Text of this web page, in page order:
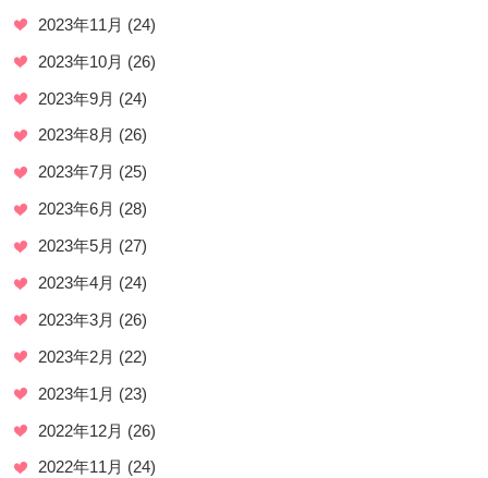
2023年11月 (24)
2023年10月 (26)
2023年9月 (24)
2023年8月 (26)
2023年7月 (25)
2023年6月 (28)
2023年5月 (27)
2023年4月 (24)
2023年3月 (26)
2023年2月 (22)
2023年1月 (23)
2022年12月 (26)
2022年11月 (24)